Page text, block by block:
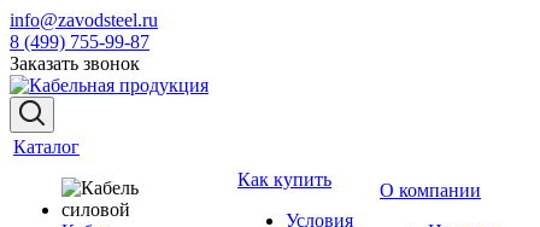
info@zavodsteel.ru
8 (499) 755-99-87
Заказать звонок
Каталог
Как купить
Условия
О компании